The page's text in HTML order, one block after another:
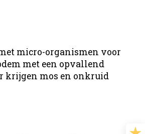
micro-organismen voor
met een opvallend
krijgen mos en onkruid
is